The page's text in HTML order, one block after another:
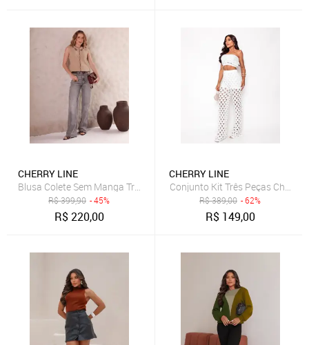
CHERRY LINE
Blusa Colete Sem Manga Tricot Premium Bicolor Flor Malha Bege
R$399,90 - 45%
R$220,00
CHERRY LINE
Conjunto Kit Três Peças Cherry
R$389,00 - 62%
R$ 149,00